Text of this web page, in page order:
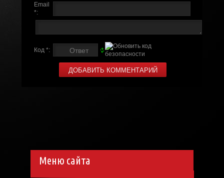
Email
*:
Код *:
Меню сайта